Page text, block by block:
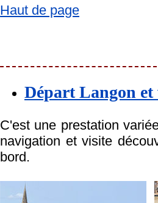
Haut de page
Départ Langon
C'est une prestation
navigation et visite
bord.